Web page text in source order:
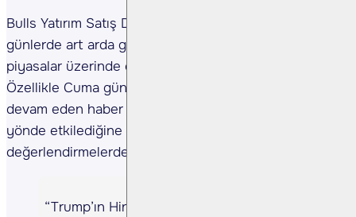
Bulls Yatırım Satış Direktörü Evren Çakarer, son
günlerde art arda gelen barışa yönelik açıklamaların
piyasalar üzerinde olumlu bir hava yarattığını belirtti.
Özellikle Cuma günü başlayan ve hafta sonunda da
devam eden haber akışının yatırımcı algısını pozitif
yönde etkilediğine dikkat çeken Çakarer, şu
değerlendirmelerde bulundu:
“Trump’ın Hindistan ve Pakistan’ın